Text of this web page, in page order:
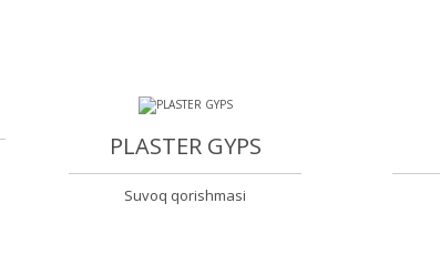
PLASTER GYPS
Suvoq qorishmasi